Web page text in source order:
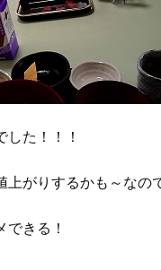
た！！！
上がりするかも～なの
きる！